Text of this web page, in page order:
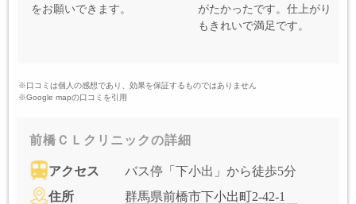
をお願いできます。
がたかったです。仕上がり
もきれいで満足です。
※口コミは個人の感想であり、効果を保証するものではありません
※Google mapの口コミを引用
前橋ＣＬクリニックの詳細
アクセス
バス停「下小出」から徒歩5分
住所
群馬県前橋市下小出町2-42-1